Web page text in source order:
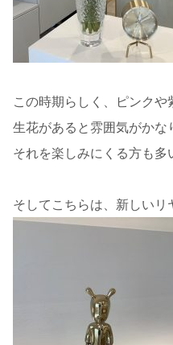
この時期らしく、ピンクや
生花があると雰囲気がかな
それを楽しみにくる方も多
そしてこちらは、新しい